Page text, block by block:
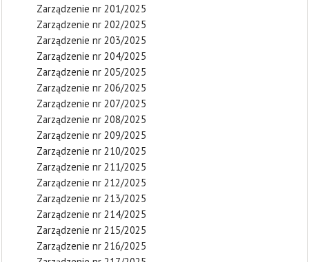
Zarządzenie nr 201/2025
Zarządzenie nr 202/2025
Zarządzenie nr 203/2025
Zarządzenie nr 204/2025
Zarządzenie nr 205/2025
Zarządzenie nr 206/2025
Zarządzenie nr 207/2025
Zarządzenie nr 208/2025
Zarządzenie nr 209/2025
Zarządzenie nr 210/2025
Zarządzenie nr 211/2025
Zarządzenie nr 212/2025
Zarządzenie nr 213/2025
Zarządzenie nr 214/2025
Zarządzenie nr 215/2025
Zarządzenie nr 216/2025